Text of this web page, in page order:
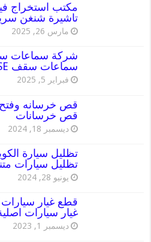
تاشيرة شنغن
مارس 26, 2025
سماعات سقف BOSE أصلية
فبراير 5, 2025
قص خرسانات
ديسمبر 18, 2024
تظليل سيارات
يونيو 28, 2024
غيار سيارات
ديسمبر 1, 2023